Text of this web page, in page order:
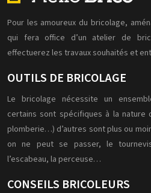
Pour les amoureux du bricolage,
qui fera office d’un atelier de
effectuerez les travaux souhaités et
OUTILS DE BRICOLAGE
Le bricolage nécessite un
certains sont spécifiques à la nature
plomberie…) d’autres sont plus ou
on ne peut se passer, le
l’escabeau, la perceuse…
CONSEILS BRICOLEURS